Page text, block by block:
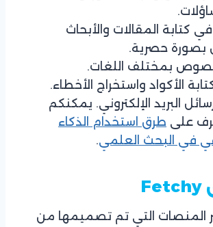
كتابة المقالات والأبحاث
حصرية.
بمختلف اللغات.
الأكواد واستخراج الأخطاء.
البريد الإلكتروني. يمكنكم
على طرق استخدام الذكاء
في البحث العلمي.
Fetchy
المنصات التي تم تصميمها من